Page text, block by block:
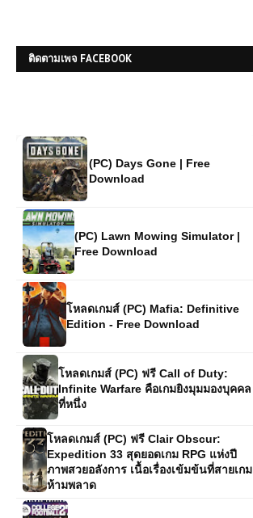
ติดตามเพจ FACEBOOK
(PC) Days Gone | Free
Download
(PC) Lawn Mowing Simulator |
Free Download
โหลดเกมส์ (PC) Mafia: Definitive
Edition - Free Download
โหลดเกมส์ (PC) ฟรี Call of Duty:
Infinite Warfare คือเกมยิงมุมมองบุคคล
ที่หนึ่ง
โหลดเกมส์ (PC) ฟรี Clair Obscur:
Expedition 33 สุดยอดเกม RPG แห่งปี
ภาพสวยอลังการ เนื้อเรื่องเข้มข้นที่สายเกม
ห้ามพลาด